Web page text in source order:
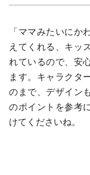
「ママみたいに
えてくれる、キッ
れているので、安
ます。キャラクタ
のまで、デザイン
のポイントを参考
けてくださいね。